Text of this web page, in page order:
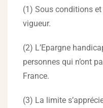
(1) Sous conditions
vigueur.
(2) L’Epargne
personnes qui n’ont
France.
(3) La limite